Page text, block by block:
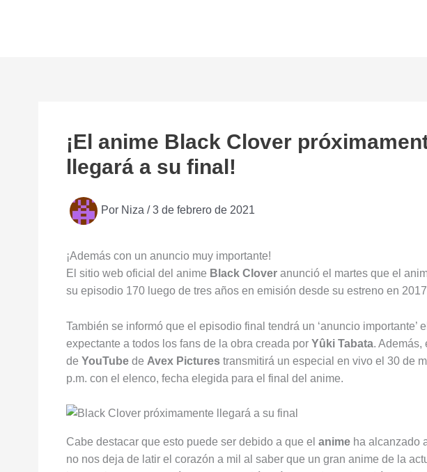
¡El anime Black Clover
llegará a su final!
Por Niza /3 de febrero de 2021
¡Además con un anuncio muy importante!
El sitio web oficial del anime Black Clover anunció el martes que el
su episodio 170 luego de tres años en emisión desde su estreno en
También se informó que el episodio final tendrá un ‘anuncio importante’
expectante a todos los fans de la obra creada por Yûki Tabata. Además,
de YouTube de Avex Pictures transmitirá un especial en vivo el 30 de
p.m. con el elenco, fecha elegida para el final del anime.
Cabe destacar que esto puede ser debido a que el anime ha alcanzado
no nos deja de latir el corazón a mil al saber que un gran anime de la